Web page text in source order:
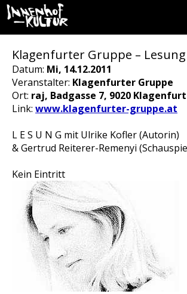
Klagenfurter Gruppe – Lesung
Datum: Mi, 14.12.2011
Veranstalter: Klagenfurter Gruppe
Ort: raj, Badgasse 7, 9020
Link: www.klagenfurter-gruppe.at
L E S U N G mit Ulrike Kofler (Autorin)
& Gertrud Reiterer-Remenyi
Kein Eintritt